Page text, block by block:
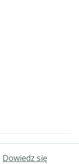
zastrzeżone.
Dowiedz się